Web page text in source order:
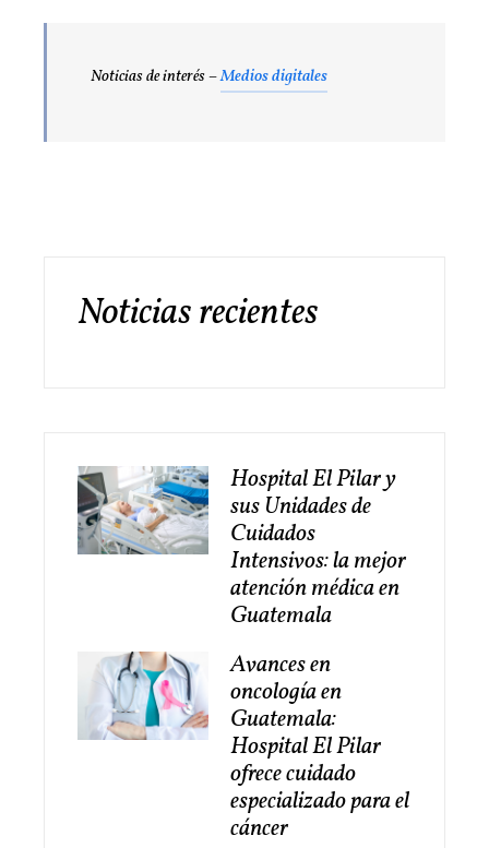
Noticias de interés –Medios digitales
Noticias recientes
Hospital El Pilar y
sus Unidades de
Cuidados
Intensivos: la mejor
atención médica en
Guatemala
Avances en
oncología en
Guatemala:
Hospital El Pilar
ofrece cuidado
especializado para el
cáncer